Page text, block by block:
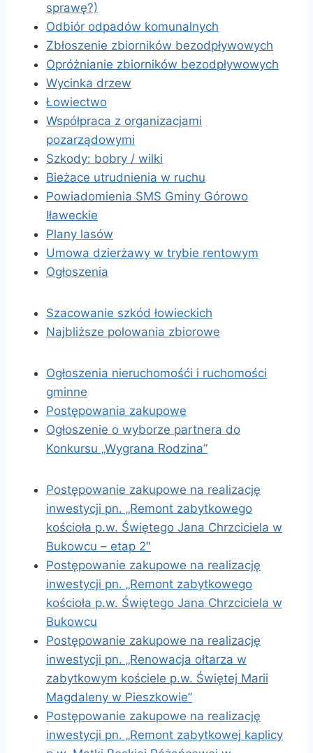
sprawę?)
Odbiór odpadów komunalnych
Zbłoszenie zbiorników bezodpływowych
Opróżnianie zbiorników bezodpływowych
Wycinka drzew
Łowiectwo
Współpraca z organizacjami
pozarządowymi
Szkody: bobry / wilki
Bieżace utrudnienia w ruchu
Powiadomienia SMS Gminy Górowo
Iławeckie
Plany lasów
Umowa dzierżawy w trybie rentowym
Ogłoszenia
Szacowanie szkód łowieckich
Najbliższe polowania zbiorowe
Ogłoszenia nieruchomośći i ruchomości
gminne
Postępowania zakupowe
Ogłoszenie o wyborze partnera do
Konkursu „Wygrana Rodzina”
Postępowanie zakupowe na realizację
inwestycji pn. „Remont zabytkowego
kościoła p.w. Świętego Jana Chrzciciela w
Bukowcu – etap 2″
Postępowanie zakupowe na realizację
inwestycji pn. „Remont zabytkowego
kościoła p.w. Świętego Jana Chrzciciela w
Bukowcu
Postępowanie zakupowe na realizację
inwestycji pn. „Renowacja ołtarza w
zabytkowym kościele p.w. Świętej Marii
Magdaleny w Pieszkowie”
Postępowanie zakupowe na realizację
inwestycji pn. „Remont zabytkowej kaplicy